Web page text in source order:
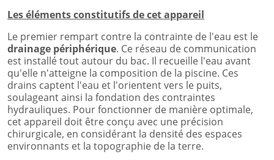
Les éléments constitutifs de cet appareil
Le premier rempart contre la contrainte de l'eau est le
drainage périphérique. Ce réseau de communication
est installé tout autour du bac. Il recueille l'eau avant
qu'elle n'atteigne la composition de la piscine. Ces
drains captent l'eau et l'orientent vers le puits,
soulageant ainsi la fondation des contraintes
hydrauliques. Pour fonctionner de manière optimale,
cet appareil doit être conçu avec une précision
chirurgicale, en considérant la densité des espaces
environnants et la topographie de la terre.